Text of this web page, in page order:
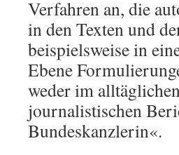
Verfahren an, die
in den Texten und
beispielsweise in
Ebene
weder im
journalistischen
Bundeskanzlerin«.